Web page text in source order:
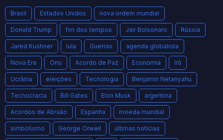
Brasil Estados Unidos nova ordem mundial
Donald Trump fim dos tempos Jair Bolsonaro Rússia
Jared Kushner lula Guerras agenda globalista
Nova Era Onu Acordo de Paz Economia Irã
Ucrânia eleições Tecnologia Benjamin Netanyahu
Tecnocracia Bill Gates Elon Musk argentina
Acordos de Abraão Espanha moeda mundial
simbolismo George Orwell últimas notícias